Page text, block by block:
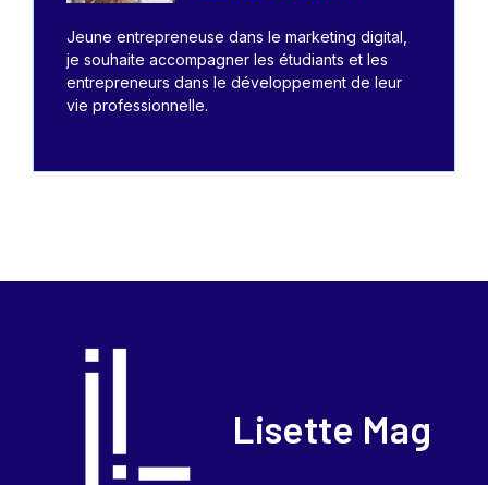
Jeune entrepreneuse dans le marketing digital,
je souhaite accompagner les étudiants et les
entrepreneurs dans le développement de leur
vie professionnelle.
Lisette Mag